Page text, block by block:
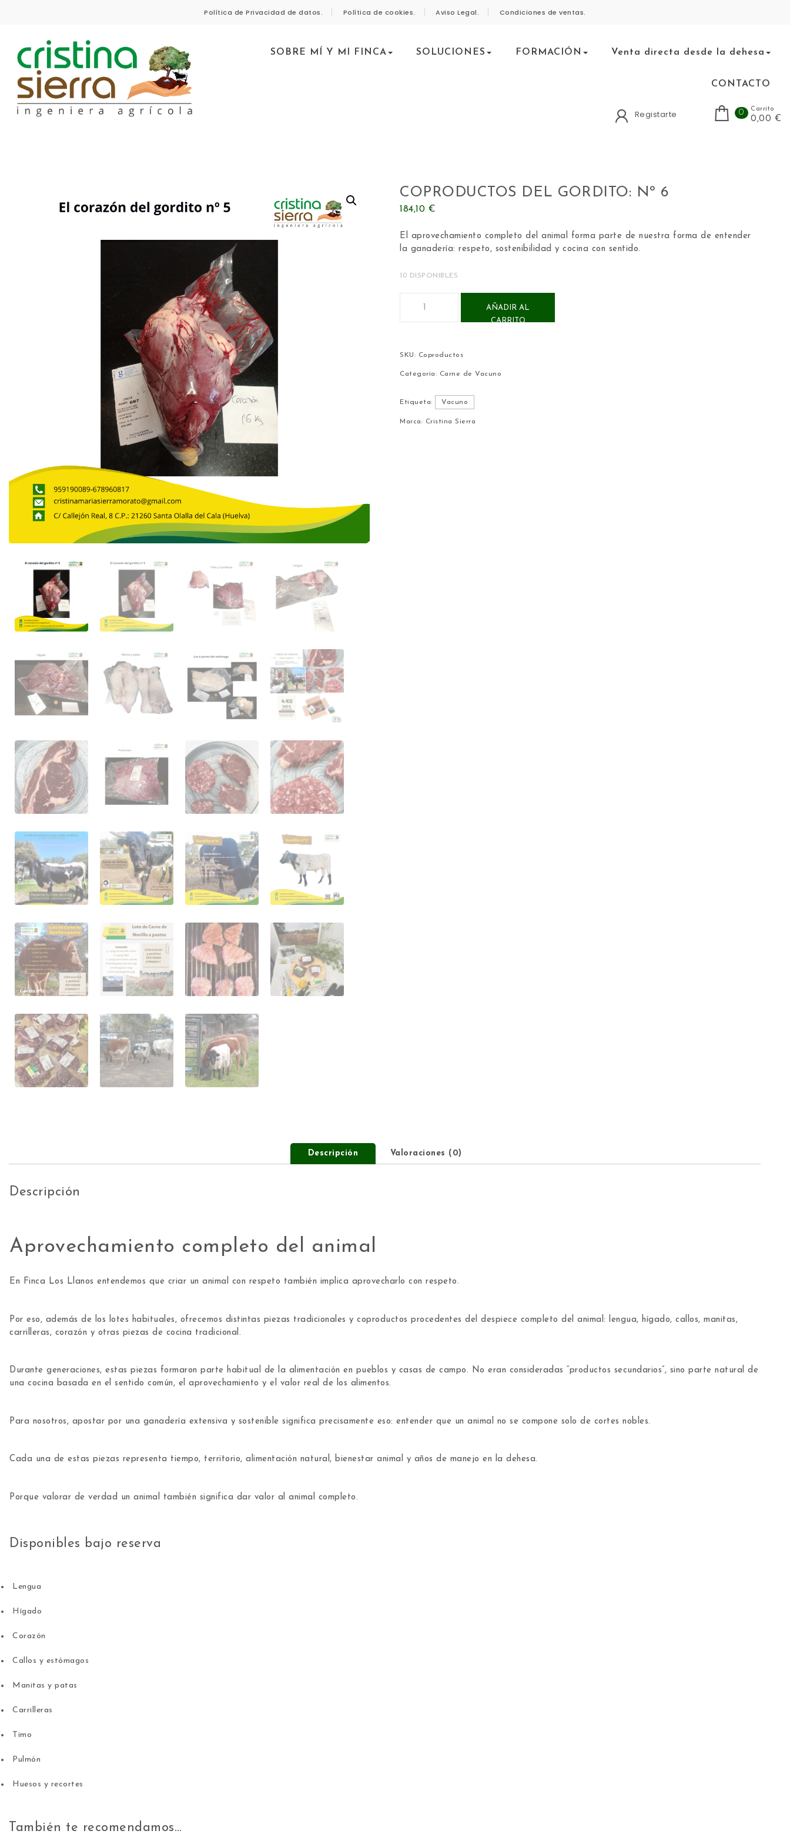
Política de Privacidad de datos. Política de cookies. Aviso Legal. Condiciones de ventas.
SOBRE MÍ Y MI FINCA SOLUCIONES FORMACIÓN Venta directa desde la dehesa
CONTACTO
Registarte 0 Carrito
0,00 €
COPRODUCTOS DEL GORDITO: Nº 6
184,10 €
El aprovechamiento completo del animal forma parte de nuestra forma de entender
la ganadería: respeto, sostenibilidad y cocina con sentido.
10 DISPONIBLES
AÑADIR AL
CARRITO
SKU: Coproductos
Categoría: Carne de Vacuno
Etiqueta: Vacuno
Marca: Cristina Sierra
Descripción Valoraciones (0)
Descripción
Aprovechamiento completo del animal
En Finca Los Llanos entendemos que criar un animal con respeto también implica aprovecharlo con respeto.
Por eso, además de los lotes habituales, ofrecemos distintas piezas tradicionales y coproductos procedentes del despiece completo del animal: lengua, hígado, callos, manitas,
carrilleras, corazón y otras piezas de cocina tradicional.
Durante generaciones, estas piezas formaron parte habitual de la alimentación en pueblos y casas de campo. No eran consideradas “productos secundarios”, sino parte natural de
una cocina basada en el sentido común, el aprovechamiento y el valor real de los alimentos.
Para nosotros, apostar por una ganadería extensiva y sostenible significa precisamente eso: entender que un animal no se compone solo de cortes nobles.
Cada una de estas piezas representa tiempo, territorio, alimentación natural, bienestar animal y años de manejo en la dehesa.
Porque valorar de verdad un animal también significa dar valor al animal completo.
Disponibles bajo reserva
Lengua
Hígado
Corazón
Callos y estómagos
Manitas y patas
Carrilleras
Timo
Pulmón
Huesos y recortes
También te recomendamos…